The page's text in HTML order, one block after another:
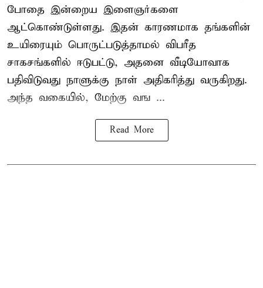
போதை இன்றைய இளைஞர்களை
ஆட்கொண்டுள்ளது. இதன் காரணமாக தங்களின்
உயிரையும் பொருட்படுத்தாமல் விபரீத
சாகசங்களில் ஈடுபட்டு, அதனை வீடியோவாக
பதிவிடுவது நாளுக்கு நாள் அதிகரித்து வருகிறது.
அந்த வகையில், மேற்கு வங ...
Read More